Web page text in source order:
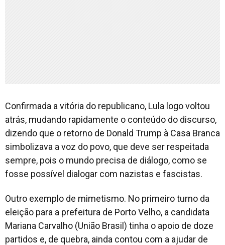
Confirmada a vitória do republicano, Lula logo voltou
atrás, mudando rapidamente o conteúdo do discurso,
dizendo que o retorno de Donald Trump à Casa Branca
simbolizava a voz do povo, que deve ser respeitada
sempre, pois o mundo precisa de diálogo, como se
fosse possível dialogar com nazistas e fascistas.
Outro exemplo de mimetismo. No primeiro turno da
eleição para a prefeitura de Porto Velho, a candidata
Mariana Carvalho (União Brasil) tinha o apoio de doze
partidos e, de quebra, ainda contou com a ajudar de